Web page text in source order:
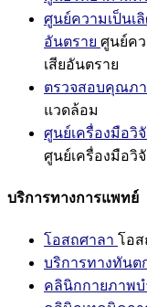
ศูนย์ความเป็นเ
อันตราย ศูนย์คว
เสียอันตราย
ตรวจสอบคุณภ
แวดล้อม
ศูนย์เครื่องมือวิ
ศูนย์เครื่องมือวิ
บริการทางการแพทย์
โอสถศาลา โอส
บริการทางทันต
คลินิกกายภาพ